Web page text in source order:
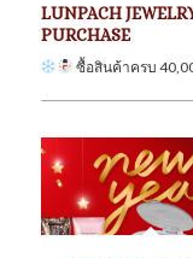
LUNPACH
PURCHASE
ซื้อสินค้าครบ